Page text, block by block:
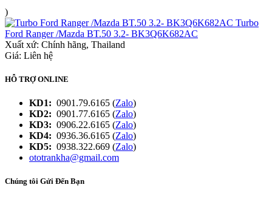
)
Turbo
Ford Ranger /Mazda BT.50 3.2- BK3Q6K682AC
Xuất xứ: Chính hãng, Thailand
Giá: Liên hệ
HỖ TRỢ ONLINE
KD1: 0901.79.6165 (Zalo)
KD2: 0901.77.6165 (Zalo)
KD3: 0906.22.6165 (Zalo)
KD4: 0936.36.6165 (Zalo)
KD5: 0938.322.669 (Zalo)
ototrankha@gmail.com
Chúng tôi Gửi Đến Bạn